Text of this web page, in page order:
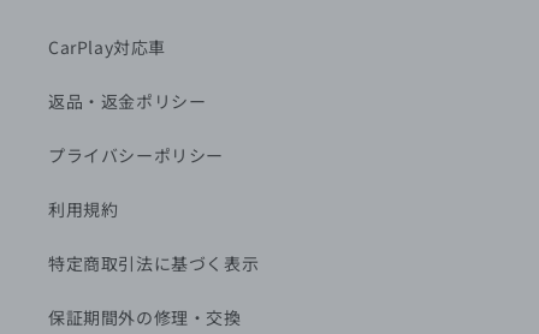
CarPlay対応車
返品・返金ポリシー
プライバシーポリシー
利用規約
特定商取引法に基づく表示
保証期間外の修理・交換